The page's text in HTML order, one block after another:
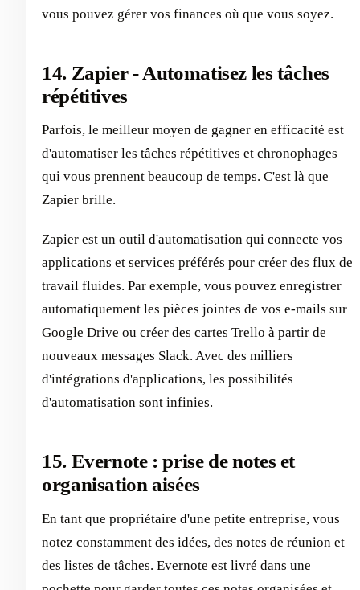
vous pouvez gérer vos finances où que vous soyez.
14. Zapier - Automatisez les tâches
répétitives
Parfois, le meilleur moyen de gagner en efficacité est
d'automatiser les tâches répétitives et chronophages
qui vous prennent beaucoup de temps. C'est là que
Zapier brille.
Zapier est un outil d'automatisation qui connecte vos
applications et services préférés pour créer des flux de
travail fluides. Par exemple, vous pouvez enregistrer
automatiquement les pièces jointes de vos e-mails sur
Google Drive ou créer des cartes Trello à partir de
nouveaux messages Slack. Avec des milliers
d'intégrations d'applications, les possibilités
d'automatisation sont infinies.
15. Evernote : prise de notes et
organisation aisées
En tant que propriétaire d'une petite entreprise, vous
notez constamment des idées, des notes de réunion et
des listes de tâches. Evernote est livré dans une